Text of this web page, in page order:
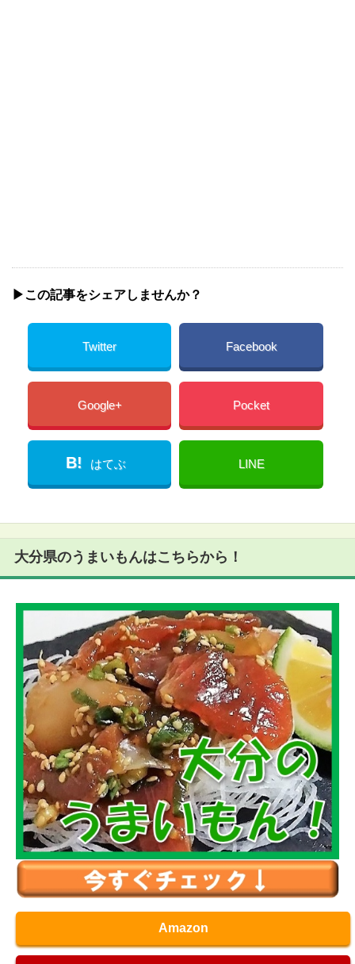
▶︎この記事をシェアしませんか？
Twitter Facebook
Google+ Pocket
B! はてぶ LINE
大分県のうまいもんはこちらから！
Amazon